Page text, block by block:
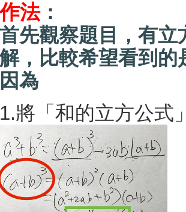
作法：
首先觀察題目，有
解，比較希望看到
因為
1.將「和的立方公式